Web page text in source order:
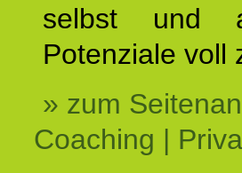
selbst und
Potenziale voll
» zum
Coaching |